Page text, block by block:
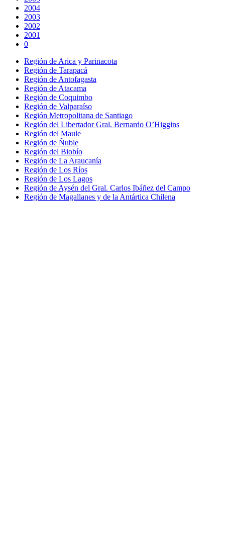
2004
2003
2002
2001
0
Región de Arica y Parinacota
Región de Tarapacá
Región de Antofagasta
Región de Atacama
Región de Coquimbo
Región de Valparaíso
Región Metropolitana de Santiago
Región del Libertador Gral. Bernardo O’Higgins
Región del Maule
Región de Ñuble
Región del Biobío
Región de La Araucanía
Región de Los Ríos
Región de Los Lagos
Región de Aysén del Gral. Carlos Ibáñez del Campo
Región de Magallanes y de la Antártica Chilena